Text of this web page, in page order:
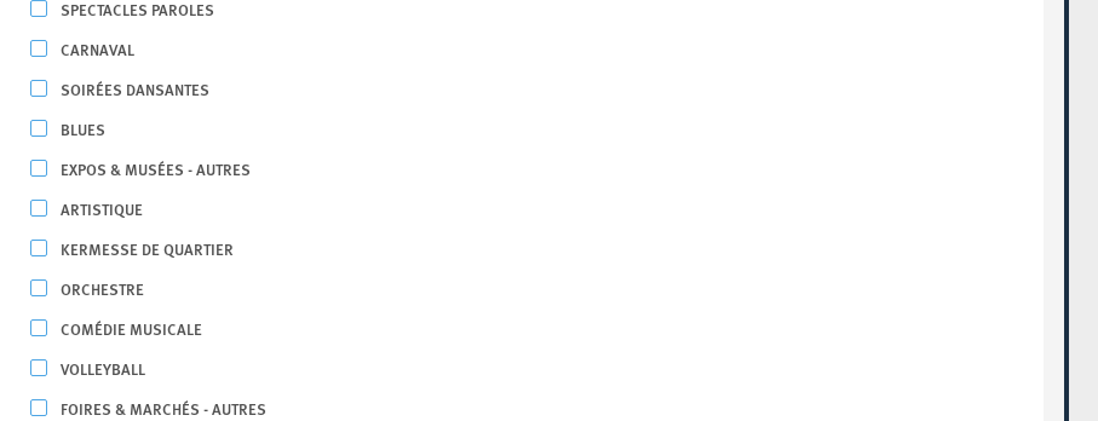
SPECTACLES PAROLES
CARNAVAL
SOIRÉES DANSANTES
BLUES
EXPOS & MUSÉES - AUTRES
ARTISTIQUE
KERMESSE DE QUARTIER
ORCHESTRE
COMÉDIE MUSICALE
VOLLEYBALL
FOIRES & MARCHÉS - AUTRES